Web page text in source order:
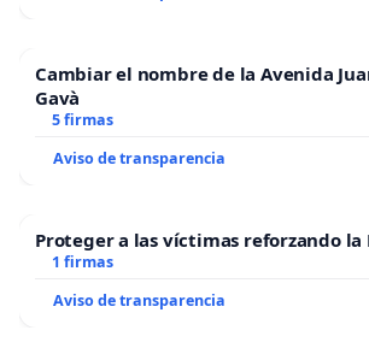
Cambiar el nombre de la Avenida
Gavà
5 firmas
Aviso de transparencia
Proteger a las víctimas reforzando la
1 firmas
Aviso de transparencia